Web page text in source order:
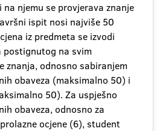
na njemu se provjerava znanje
ispit nosi najviše 50
iz predmeta se izvodi
postignutog na svim
znanja, odnosno sabiranjem
obaveza (maksimalno 50) i
50). Za uspješno
obaveza, odnosno za
ocjene (6), student